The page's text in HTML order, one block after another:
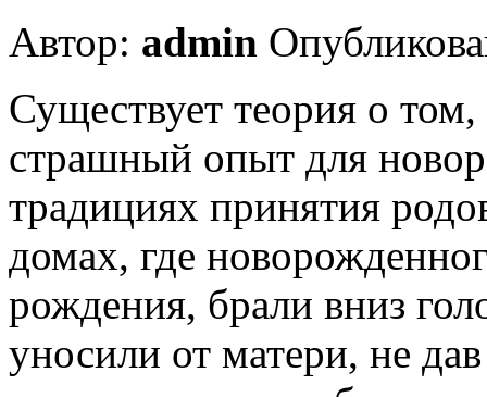
Автор: admin
Существует теория о
страшный опыт для
традициях принятия
домах, где
рождения, брали вниз
уносили от матери, не